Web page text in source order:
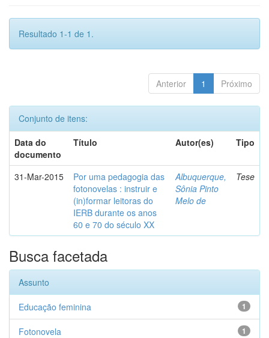
Resultado 1-1 de 1.
Anterior 1 Próximo
Conjunto de itens:
Data do
documento
Título Autor(es) Tipo
31-Mar-2015
Por uma pedagogia das
fotonovelas : instruir e
(in)formar leitoras do
IERB durante os anos
60 e 70 do século XX
Albuquerque,
Sônia Pinto
Melo de
Tese
Busca facetada
Assunto
1
Educação feminina
1
Fotonovela